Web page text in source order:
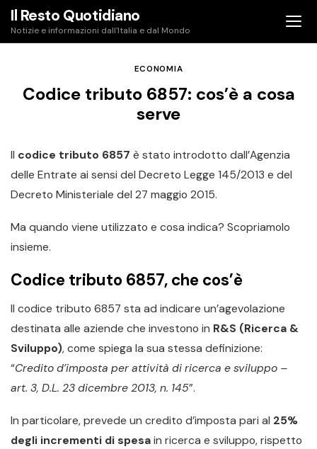
Skip
content
Il Resto Quotidiano
Notizie e informazioni dall'Italia e dal Mondo
ECONOMIA
Codice tributo 6857: cos’è a cosa
serve
Il codice tributo 6857 è stato introdotto dall’Agenzia
delle Entrate ai sensi del Decreto Legge 145/2013 e del
Decreto Ministeriale del 27 maggio 2015.
Ma quando viene utilizzato e cosa indica? Scopriamolo
insieme.
Codice tributo 6857, che cos’è
Il codice tributo 6857 sta ad indicare un’agevolazione
destinata alle aziende che investono in R&S (Ricerca &
Sviluppo), come spiega la sua stessa definizione:
“Credito d’imposta per attività di ricerca e sviluppo –
art. 3, D.L. 23 dicembre 2013, n. 145”.
In particolare, prevede un credito d’imposta pari al 25%
degli incrementi di spesain ricerca e sviluppo, rispetto